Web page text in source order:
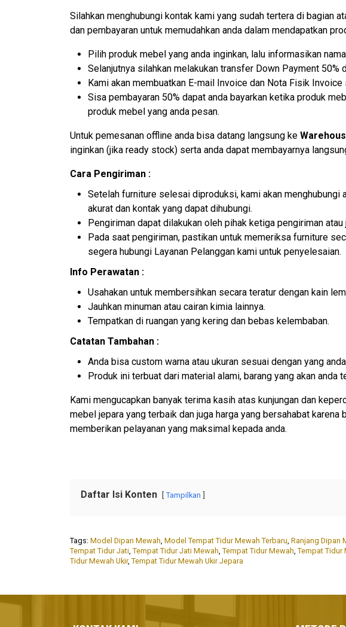
Silahkan menghubungi kontak kami yang sudah tertera di bagian
dan pembayaran untuk memudahkan anda dalam mendapatkan
Pilih produk mebel yang anda inginkan, lalu informasikan
Selanjutnya silahkan melakukan transfer Down Payment 50%
Kami akan membuatkan E-mail Invoice dan Nota Fisik
Sisa pembayaran 50% dapat anda bayarkan ketika produk
produk mebel yang anda pesan.
Untuk pemesanan offline anda bisa datang langsung ke
inginkan (jika ready stock) serta anda dapat membayarnya
Cara Pengiriman :
Setelah furniture selesai diproduksi, kami akan menghubungi
akurat dan kontak yang dapat dihubungi.
Pengiriman dapat dilakukan oleh pihak ketiga pengiriman
Pada saat pengiriman, pastikan untuk memeriksa furniture
segera hubungi Layanan Pelanggan kami untuk penyelesaian.
Info Perawatan :
Usahakan untuk membersihkan secara teratur dengan kain
Jauhkan minuman atau cairan kimia lainnya.
Tempatkan di ruangan yang kering dan bebas kelembaban.
Catatan Tambahan :
Anda bisa custom warna atau ukuran sesuai dengan yang
Produk ini terbuat dari material alami, barang yang akan
Kami mengucapkan banyak terima kasih atas kunjungan dan
mebel jepara yang terbaik dan juga harga yang bersahabat
memberikan pelayanan yang maksimal kepada anda.
Daftar Isi Konten Tampilkan
Tags: Model Dipan Mewah, Model Tempat Tidur Mewah Terbaru, Ranjang Dipan
Tempat Tidur Jati, Tempat Tidur Jati Mewah, Tempat Tidur Mewah, Tempat Tidur
Tidur Mewah Ukir, Tempat Tidur Mewah Ukir Jepara